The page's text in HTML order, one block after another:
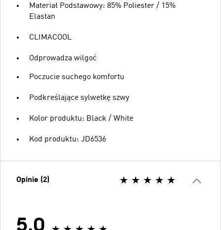
Materiał Podstawowy: 85% Poliester / 15%
Elastan
CLIMACOOL
Odprowadza wilgoć
Poczucie suchego komfortu
Podkreślające sylwetkę szwy
Kolor produktu: Black / White
Kod produktu: JD6536
Opinie (2)